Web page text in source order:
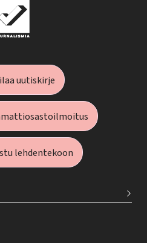
uutiskirje
lehdentekoon